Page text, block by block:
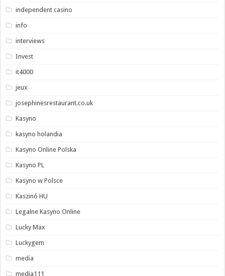
independent casino
info
interviews
Invest
it4000
jeux
josephinesrestaurant.co.uk
Kasyno
kasyno holandia
Kasyno Online Polska
Kasyno PL
Kasyno w Polsce
Kaszinó HU
Legalne Kasyno Online
Lucky Max
Luckygem
media
media111